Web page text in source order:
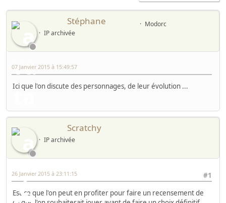
Stéphane
Modorc
IP archivée
07 Janvier 2015 à 15:49:57
Ici que l'on discute des personnages, de leur évolution ...
Scratchy
IP archivée
#1
26 Janvier 2015 à 23:11:15
Est-ce que l'on peut en profiter pour faire un recensement de